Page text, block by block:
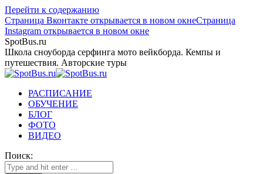
Перейти к содержанию
Страница Вконтакте открывается в новом окнеСтраница
Instagram открывается в новом окне
SpotBus.ru
Школа сноуборда серфинга мото вейкборда. Кемпы и
путешествия. Авторские туры
РАСПИСАНИЕ
ОБУЧЕНИЕ
БЛОГ
ФОТО
ВИДЕО
Поиск: